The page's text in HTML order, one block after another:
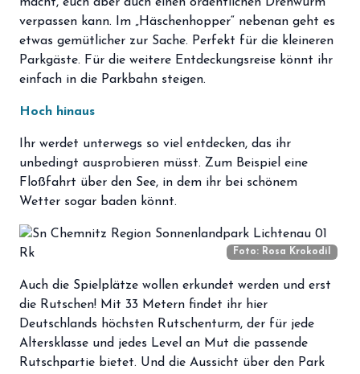
verpassen kann. Im „Häschenhopper“ nebenan geht es
etwas gemütlicher zur Sache. Perfekt für die kleineren
Parkgäste. Für die weitere Entdeckungsreise könnt ihr
einfach in die Parkbahn steigen.
Hoch hinaus
Ihr werdet unterwegs so viel entdecken, das ihr
unbedingt ausprobieren müsst. Zum Beispiel eine
Floßfahrt über den See, in dem ihr bei schönem
Wetter sogar baden könnt.
Foto: Rosa Krokodil
Auch die Spielplätze wollen erkundet werden und erst
die Rutschen! Mit 33 Metern findet ihr hier
Deutschlands höchsten Rutschenturm, der für jede
Altersklasse und jedes Level an Mut die passende
Rutschpartie bietet. Und die Aussicht über den Park